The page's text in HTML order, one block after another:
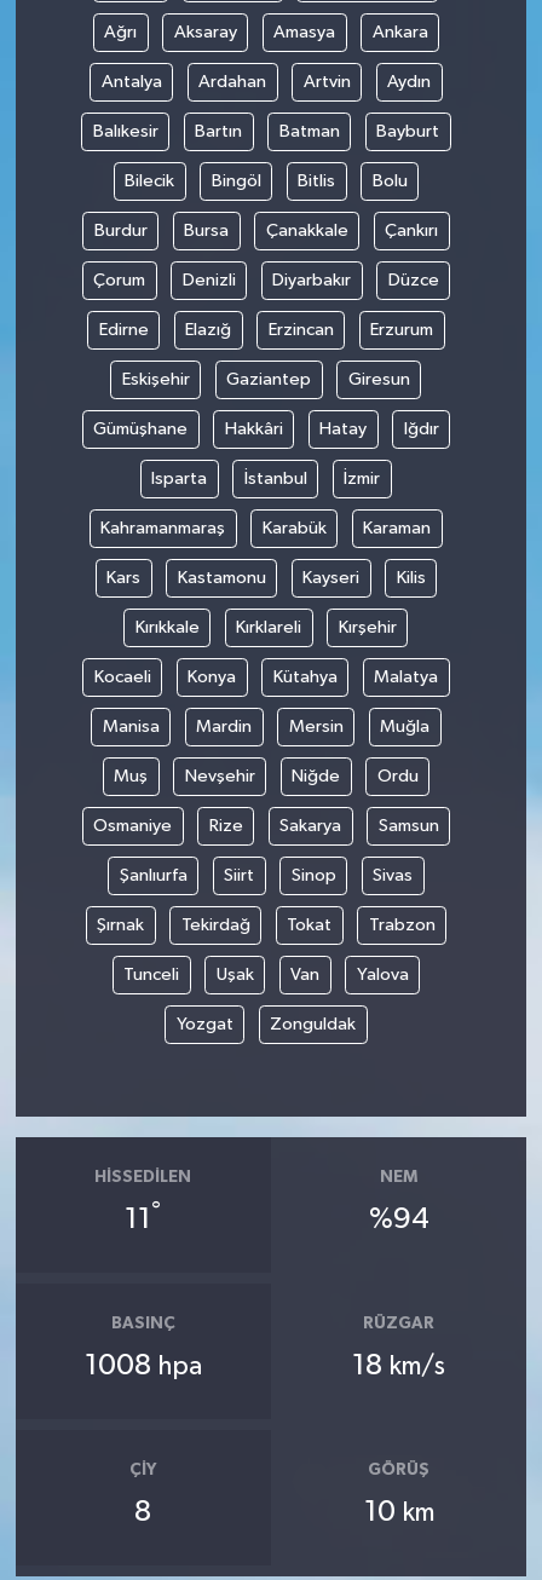
Ağrı Aksaray Amasya Ankara
Antalya Ardahan Artvin Aydın
Balıkesir Bartın Batman Bayburt
Bilecik Bingöl Bitlis Bolu
Burdur Bursa Çanakkale Çankırı
Çorum Denizli Diyarbakır Düzce
Edirne Elazığ Erzincan Erzurum
Eskişehir Gaziantep Giresun
Gümüşhane Hakkâri Hatay Iğdır
Isparta İstanbul İzmir
Kahramanmaraş Karabük Karaman
Kars Kastamonu Kayseri Kilis
Kırıkkale Kırklareli Kırşehir
Kocaeli Konya Kütahya Malatya
Manisa Mardin Mersin Muğla
Muş Nevşehir Niğde Ordu
Osmaniye Rize Sakarya Samsun
Şanlıurfa Siirt Sinop Sivas
Şırnak Tekirdağ Tokat Trabzon
Tunceli Uşak Van Yalova
Yozgat Zonguldak
HISSEDILEN
11 °
NEM
%94
BASINÇ
1008 hpa
RÜZGAR
18 km/s
ÇIY
8
GÖRÜŞ
10 km